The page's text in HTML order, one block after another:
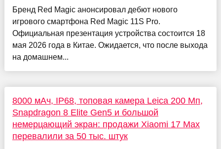
Бренд Red Magic анонсировал дебют нового
игрового смартфона Red Magic 11S Pro.
Официальная презентация устройства состоится 18
мая 2026 года в Китае. Ожидается, что после выхода
на домашнем...
8000 мАч, IP68, топовая камера Leica 200 Мп,
Snapdragon 8 Elite Gen5 и большой
немерцающий экран: продажи Xiaomi 17 Max
перевалили за 50 тыс. штук